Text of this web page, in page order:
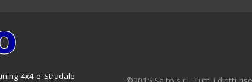
4x4 e Stradale